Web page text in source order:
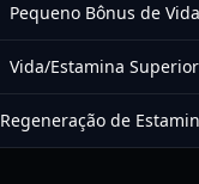
Pequeno Bônus de Vida
Vida/Estamina Superior
Regeneração de